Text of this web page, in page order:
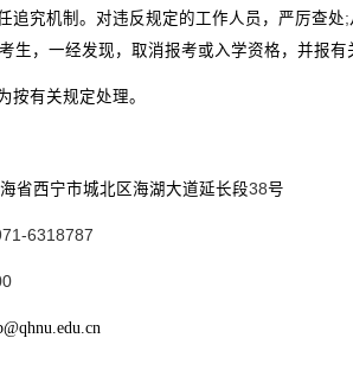
追究机制。对违反规定的工作人员，严厉查处;
生，一经发现，取消报考或入学资格，并报有
按有关规定处理。
省西宁市城北区海湖大道延长段38号
6318787